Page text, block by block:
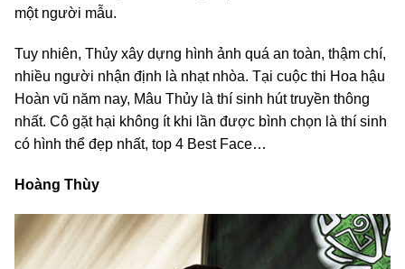
một người mẫu.
Tuy nhiên, Thủy xây dựng hình ảnh quá an toàn, thậm chí,
nhiều người nhận định là nhạt nhòa. Tại cuộc thi Hoa hậu
Hoàn vũ năm nay, Mâu Thủy là thí sinh hút truyền thông
nhất. Cô gặt hại không ít khi lần được bình chọn là thí sinh
có hình thể đẹp nhất, top 4 Best Face…
Hoàng Thùy